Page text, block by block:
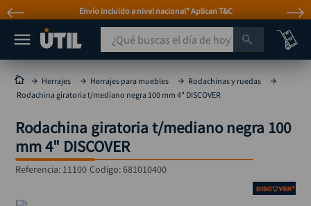
Envío incluido a nivel nacional* Aplican T&C
¿Qué buscas el día de hoy?
Herrajes Herrajes para muebles
Rodachinas y ruedas
Rodachina giratoria t/mediano negra 100 mm 4" DISCOVER
Rodachina giratoria t/mediano negra 100
mm 4" DISCOVER
Referencia: 11100 Codigo:681010400
MÁS BUSCADOS
taladro
taladros pulidoras
compresor
sierra circular
ruteadora